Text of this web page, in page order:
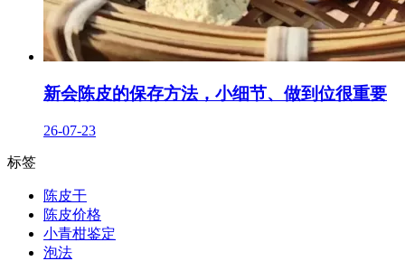
新会陈皮的保存方法，小细节、做到位很重要
26-07-23
标签
陈皮干
陈皮价格
小青柑鉴定
泡法